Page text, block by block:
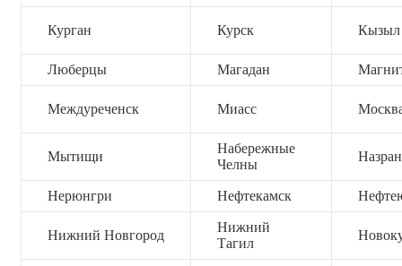
Курган Курск Кызыл
Люберцы Магадан
Междуреченск Миасс
Мытищи
Набережные
Челны
Нерюнгри Нефтекамск
Нижний Новгород
Нижний
Тагил